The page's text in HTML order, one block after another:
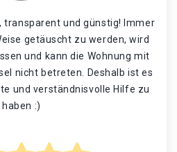
transparent und günstig! Immer
getäuscht zu werden, wird
und kann die Wohnung mit
nicht betreten. Deshalb ist es
und verständnisvolle Hilfe zu
haben :)